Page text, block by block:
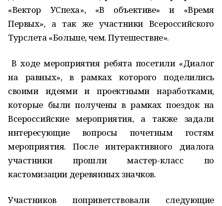
«Вектор УСпеха», «В объективе» и «Время
Первых», а так же участники Всероссийского
Турслета «Больше, чем. Путешествие».
В ходе мероприятия ребята посетили «Диалог
на равных», в рамках которого поделились
своими идеями и проектными наработками,
которые были получены в рамках поездок на
Всероссийские мероприятия, а также задали
интересующие вопросы почетным гостям
мероприятия. После интерактивного диалога
участники прошли мастер-класс по
кастомизации деревянных значков.
Участников поприветствовали следующие